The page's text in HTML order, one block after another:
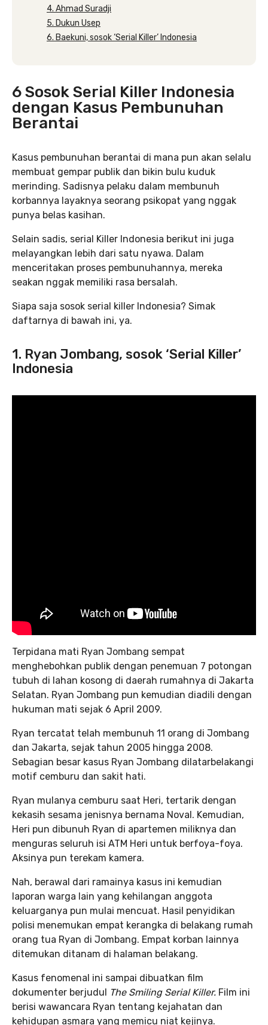
4. Ahmad Suradji
5. Dukun Usep
6. Baekuni, sosok ‘Serial Killer’ Indonesia
6 Sosok Serial Killer Indonesia
dengan Kasus Pembunuhan
Berantai
Kasus pembunuhan berantai di mana pun akan selalu
membuat gempar publik dan bikin bulu kuduk
merinding. Sadisnya pelaku dalam membunuh
korbannya layaknya seorang psikopat yang nggak
punya belas kasihan.
Selain sadis, serial Killer Indonesia berikut ini juga
melayangkan lebih dari satu nyawa. Dalam
menceritakan proses pembunuhannya, mereka
seakan nggak memiliki rasa bersalah.
Siapa saja sosok serial killer Indonesia? Simak
daftarnya di bawah ini, ya.
1. Ryan Jombang, sosok ‘Serial Killer’
Indonesia
Terpidana mati Ryan Jombang sempat
menghebohkan publik dengan penemuan 7 potongan
tubuh di lahan kosong di daerah rumahnya di Jakarta
Selatan. Ryan Jombang pun kemudian diadili dengan
hukuman mati sejak 6 April 2009.
Ryan tercatat telah membunuh 11 orang di Jombang
dan Jakarta, sejak tahun 2005 hingga 2008.
Sebagian besar kasus Ryan Jombang dilatarbelakangi
motif cemburu dan sakit hati.
Ryan mulanya cemburu saat Heri, tertarik dengan
kekasih sesama jenisnya bernama Noval. Kemudian,
Heri pun dibunuh Ryan di apartemen miliknya dan
menguras seluruh isi ATM Heri untuk berfoya-foya.
Aksinya pun terekam kamera.
Nah, berawal dari ramainya kasus ini kemudian
laporan warga lain yang kehilangan anggota
keluarganya pun mulai mencuat. Hasil penyidikan
polisi menemukan empat kerangka di belakang rumah
orang tua Ryan di Jombang. Empat korban lainnya
ditemukan ditanam di halaman belakang.
Kasus fenomenal ini sampai dibuatkan film
dokumenter berjudul The Smiling Serial Killer. Film ini
berisi wawancara Ryan tentang kejahatan dan
kehidupan asmara yang memicu niat kejinya.